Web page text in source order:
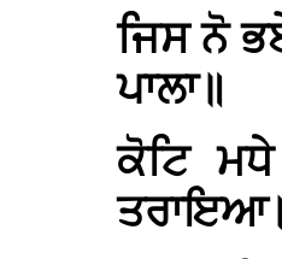
ਜਿਸ ਨੋ
ਪਾਲਾ॥
ਕੋਟਿ